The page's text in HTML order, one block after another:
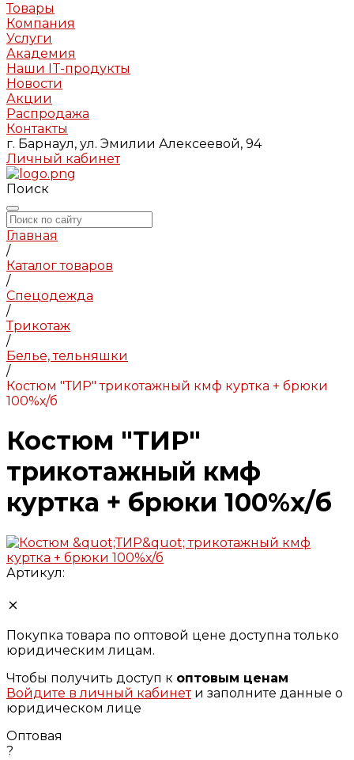
Товары
Компания
Услуги
Академия
Наши IT-продукты
Новости
Акции
Распродажа
Контакты
г. Барнаул, ул. Эмилии Алексеевой, 94
Личный кабинет
Поиск
Главная
/
Каталог товаров
/
Спецодежда
/
Трикотаж
/
Белье, тельняшки
/
Костюм "ТИР" трикотажный кмф куртка + брюки
100%х/б
Костюм "ТИР"
трикотажный кмф
куртка + брюки 100%х/б
Артикул:
Покупка товара по оптовой цене доступна только
юридическим лицам.
Чтобы получить доступ к оптовым ценам
Войдите в личный кабинети заполните данные о
юридическом лице
Оптовая
?